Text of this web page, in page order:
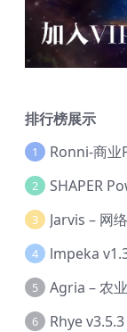
排行榜展示
1 Ronni-商业
2 SHAPER
3
4
5
6